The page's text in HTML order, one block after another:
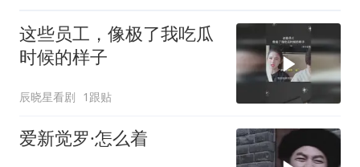
这些员工，像极了我吃瓜
时候的样子
辰晓星看剧 1跟贴
爱新觉罗·怎么着